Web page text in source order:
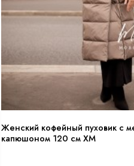
Женский кофейный пуховик с
капюшоном 120 см XM